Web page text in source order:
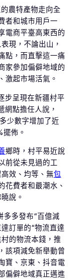
農特產物走向全
者和城市用戶一
電商平臺高東西的
現，不論出山，
點，而直擊這一痛
家參加偏僻地域的
激起市場活氣。
步呈現在新疆村平
網點擔任人說，
少數字增加了近
佈。
鄉時，村平易近說
前從未見過的工
效、均等、無包
花費者和最潮水、
說。
多多發布“百億減
訂單的“物流直達
的物流本錢，推
該項減免新舉動曾
寶、京東、抖音電
偏僻地域真正邁進